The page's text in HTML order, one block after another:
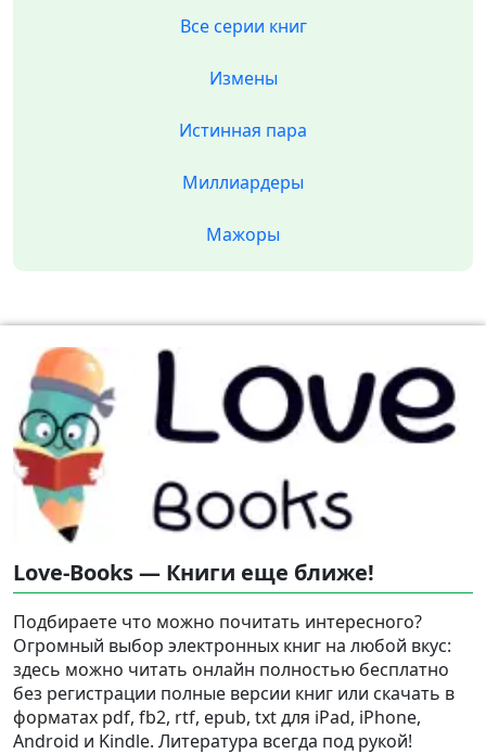
Все серии книг
Измены
Истинная пара
Миллиардеры
Мажоры
Love-Books — Книги еще ближе!
Подбираете что можно почитать интересного?
Огромный выбор электронных книг на любой вкус:
здесь можно читать онлайн полностью бесплатно
без регистрации полные версии книг или скачать в
форматах pdf, fb2, rtf, epub, txt для iPad, iPhone,
Android и Kindle. Литература всегда под рукой!